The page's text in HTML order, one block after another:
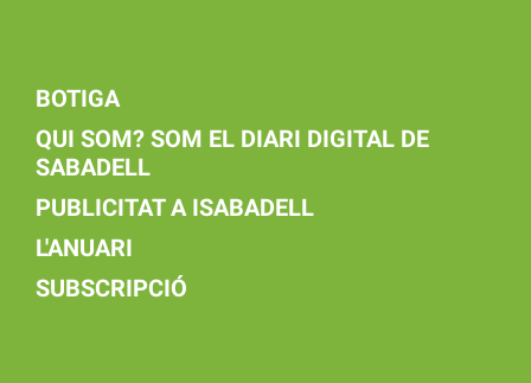
BOTIGA
QUI SOM? SOM EL DIARI DIGITAL DE
SABADELL
PUBLICITAT A ISABADELL
L'ANUARI
SUBSCRIPCIÓ